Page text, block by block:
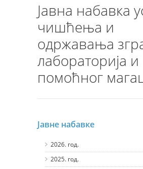
Јавна набавка
чишћења и
одржавања
лабораторија и
помоћног
Јавне набавке
2026. год.
2025. год.